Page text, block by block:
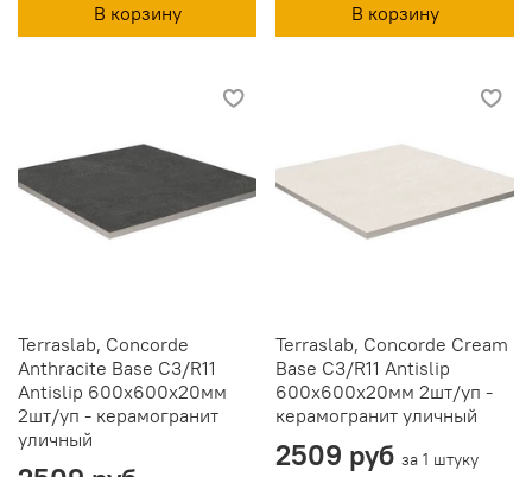
В корзину В корзину
Terraslab, Concorde
Anthracite Base C3/R11
Antislip 600х600х20мм
2шт/уп - керамогранит
уличный
Terraslab, Concorde Cream
Base C3/R11 Antislip
600х600х20мм 2шт/уп -
керамогранит уличный
2509 руб за 1 штуку